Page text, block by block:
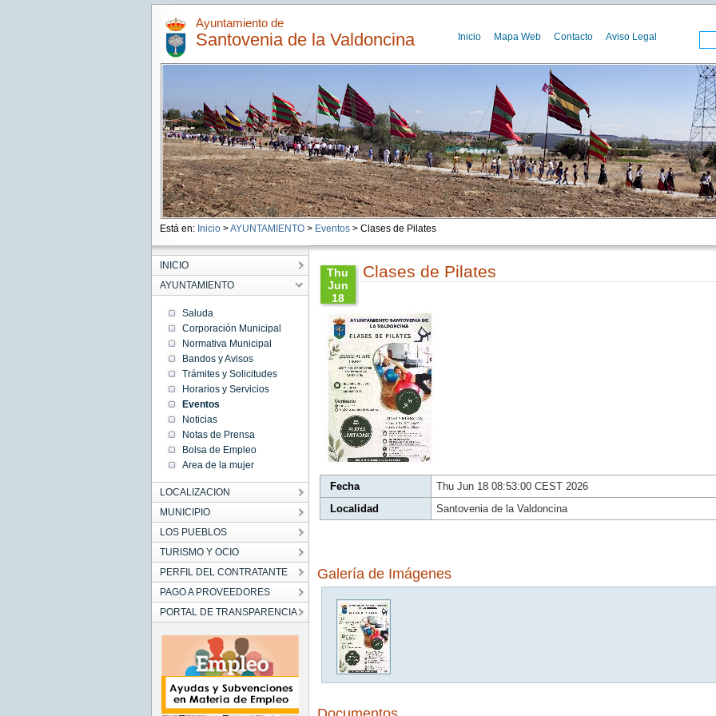
Ayuntamiento de
Santovenia de la Valdoncina Inicio Mapa Web Contacto Aviso Legal
Está en: Inicio >AYUNTAMIENTO> Eventos> Clases de Pilates
INICIO
AYUNTAMIENTO
Saluda
Corporación Municipal
Normativa Municipal
Bandos y Avisos
Trámites y Solicitudes
Horarios y Servicios
Eventos
Noticias
Notas de Prensa
Bolsa de Empleo
Area de la mujer
LOCALIZACION
MUNICIPIO
LOS PUEBLOS
TURISMO Y OCIO
PERFIL DEL CONTRATANTE
PAGO A PROVEEDORES
PORTAL DE TRANSPARENCIA
Thu
Jun
18
CEST
2026
Thu
Jun 18
08:53:00
CEST
2026
Thu Jun
18
08:53:00
CEST
2026
Clases de Pilates
Fecha
Thu Jun 18 08:53:00 CEST 2026
Localidad
Santovenia de la Valdoncina
Galería de Imágenes